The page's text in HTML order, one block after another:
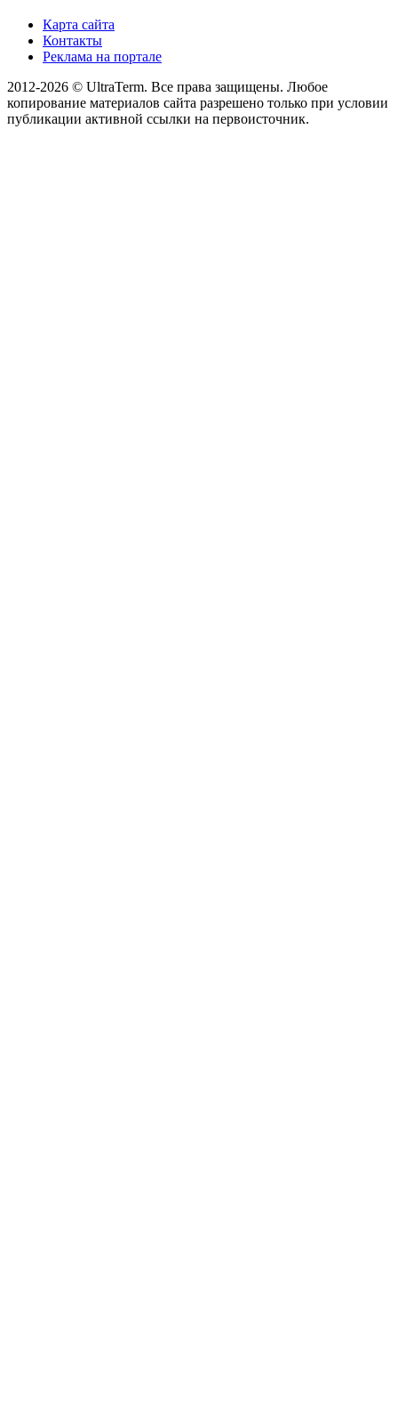
Карта сайта
Контакты
Реклама на портале
2012-2026 © UltraTerm. Все права защищены. Любое
копирование материалов сайта разрешено только при условии
публикации активной ссылки на первоисточник.